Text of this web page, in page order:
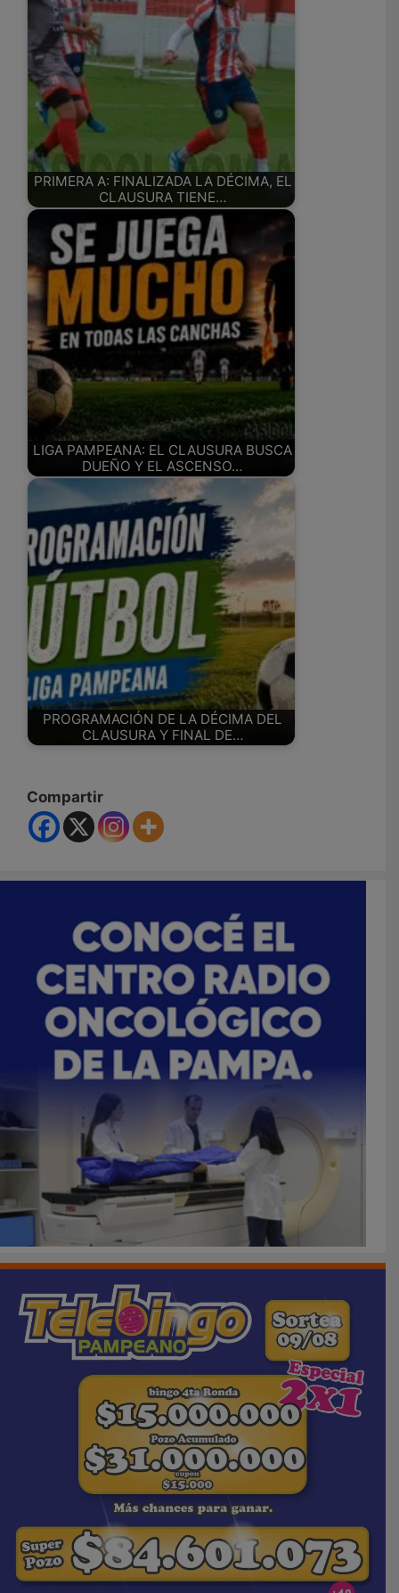
PRIMERA A: FINALIZADA LA DÉCIMA, EL
CLAUSURA TIENE…
LIGA PAMPEANA: EL CLAUSURA BUSCA
DUEÑO Y EL ASCENSO…
PROGRAMACIÓN DE LA DÉCIMA DEL
CLAUSURA Y FINAL DE…
Compartir